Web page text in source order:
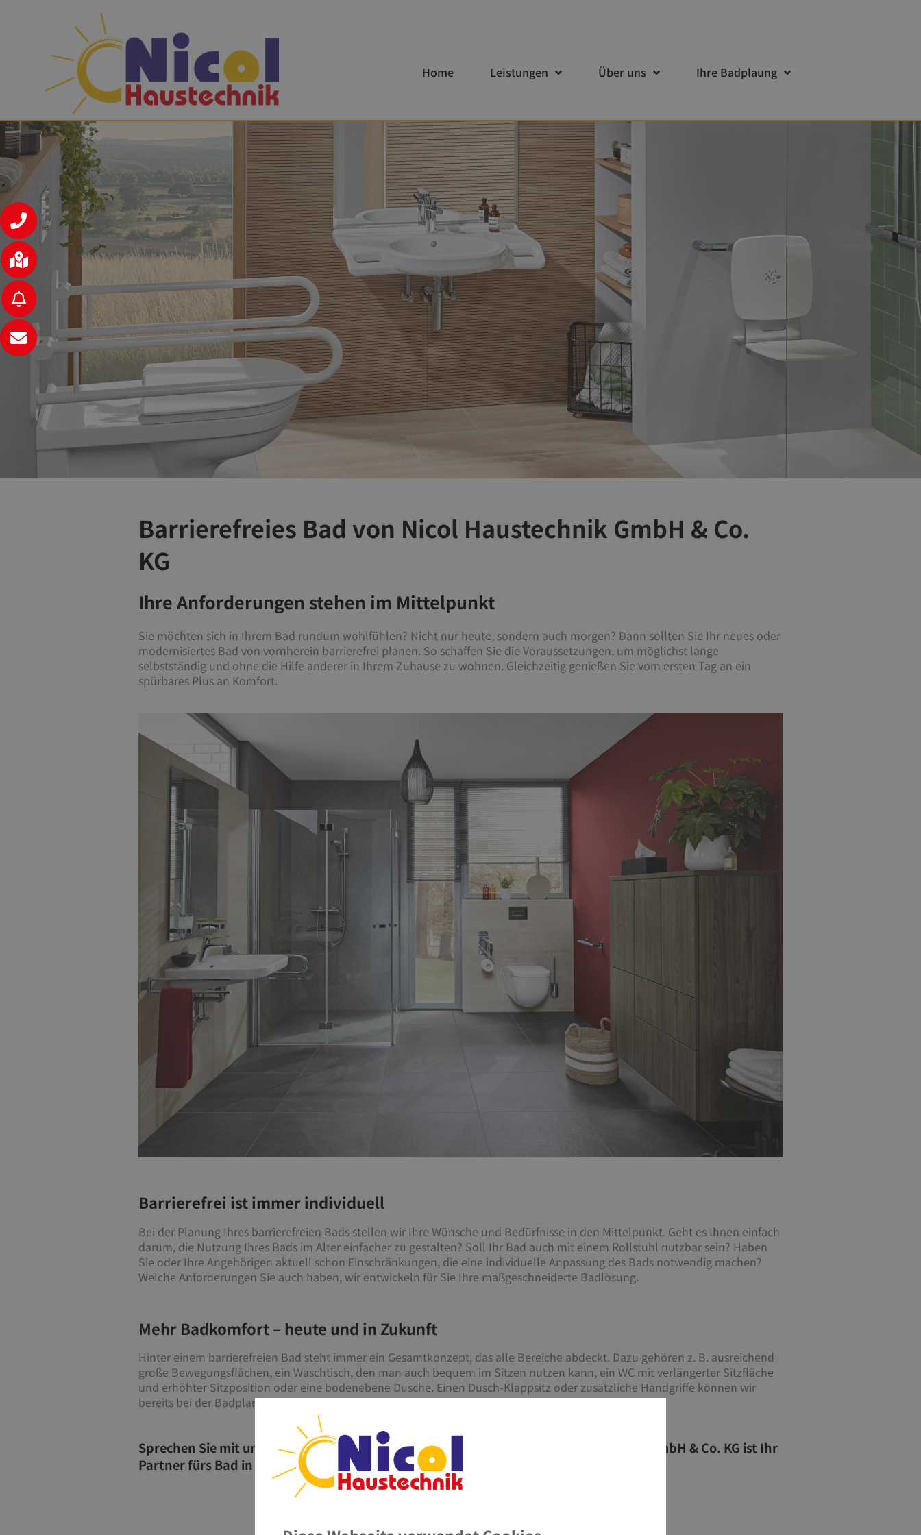
Home Leistungen Über uns Ihre Badplaung
Barrierefreies Bad von Nicol Haustechnik GmbH & Co.
KG
Ihre Anforderungen stehen im Mittelpunkt
Sie möchten sich in Ihrem Bad rundum wohlfühlen? Nicht nur heute, sondern auch morgen? Dann sollten Sie Ihr neues oder
modernisiertes Bad von vornherein barrierefrei planen. So schaffen Sie die Voraussetzungen, um möglichst lange
selbstständig und ohne die Hilfe anderer in Ihrem Zuhause zu wohnen. Gleichzeitig genießen Sie vom ersten Tag an ein
spürbares Plus an Komfort.
Barrierefrei ist immer individuell
Bei der Planung Ihres barrierefreien Bads stellen wir Ihre Wünsche und Bedürfnisse in den Mittelpunkt. Geht es Ihnen einfach
darum, die Nutzung Ihres Bads im Alter einfacher zu gestalten? Soll Ihr Bad auch mit einem Rollstuhl nutzbar sein? Haben
Sie oder Ihre Angehörigen aktuell schon Einschränkungen, die eine individuelle Anpassung des Bads notwendig machen?
Welche Anforderungen Sie auch haben, wir entwickeln für Sie Ihre maßgeschneiderte Badlösung.
Mehr Badkomfort – heute und in Zukunft
Hinter einem barrierefreien Bad steht immer ein Gesamtkonzept, das alle Bereiche abdeckt. Dazu gehören z. B. ausreichend
große Bewegungsflächen, ein Waschtisch, den man auch bequem im Sitzen nutzen kann, ein WC mit verlängerter Sitzfläche
und erhöhter Sitzposition oder eine bodenebene Dusche. Einen Dusch-Klappsitz oder zusätzliche Handgriffe können wir
bereits bei der Badplanung vorsehen und später bei Bedarf nachrüsten.
Sprechen Sie mit uns und lassen Sie sich ganz persönlich beraten. Nicol Haustechnik GmbH & Co. KG ist Ihr
Partner fürs Bad in Burgkunstadt.